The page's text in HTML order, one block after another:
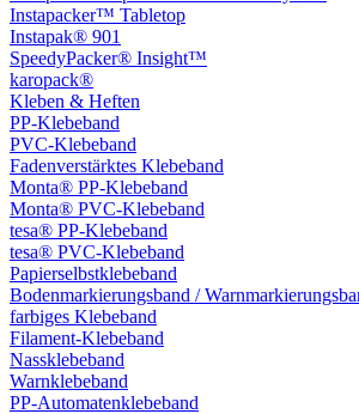
Instapacker™ Tabletop
Instapak® 901
SpeedyPacker® Insight™
karopack®
Kleben & Heften
PP-Klebeband
PVC-Klebeband
Fadenverstärktes Klebeband
Monta® PP-Klebeband
Monta® PVC-Klebeband
tesa® PP-Klebeband
tesa® PVC-Klebeband
Papierselbstklebeband
Bodenmarkierungsband /
farbiges Klebeband
Filament-Klebeband
Nassklebeband
Warnklebeband
PP-Automatenklebeband